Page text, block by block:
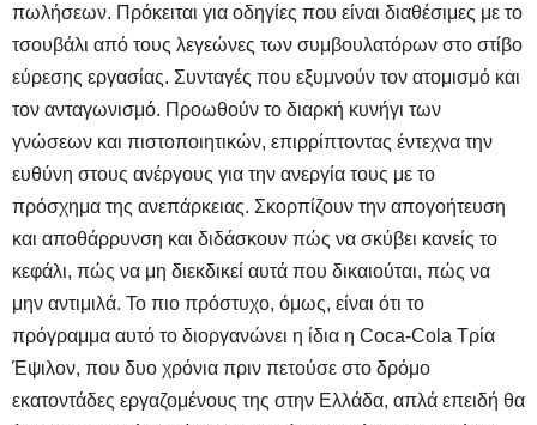
πωλήσεων. Πρόκειται για οδηγίες που είναι διαθέσιμες με το
τσουβάλι από τους λεγεώνες των συμβουλατόρων στο στίβο
εύρεσης εργασίας. Συνταγές που εξυμνούν τον ατομισμό και
τον ανταγωνισμό. Προωθούν το διαρκή κυνήγι των
γνώσεων και πιστοποιητικών, επιρρίπτοντας έντεχνα την
ευθύνη στους ανέργους για την ανεργία τους με το
πρόσχημα της ανεπάρκειας. Σκορπίζουν την απογοήτευση
και αποθάρρυνση και διδάσκουν πώς να σκύβει κανείς το
κεφάλι, πώς να μη διεκδικεί αυτά που δικαιούται, πώς να
μην αντιμιλά. Το πιο πρόστυχο, όμως, είναι ότι το
πρόγραμμα αυτό το διοργανώνει η ίδια η Coca-Cola Τρία
Έψιλον, που δυο χρόνια πριν πετούσε στο δρόμο
εκατοντάδες εργαζομένους της στην Ελλάδα, απλά επειδή θα